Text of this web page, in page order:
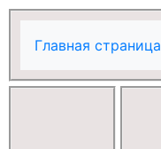
Главная страница